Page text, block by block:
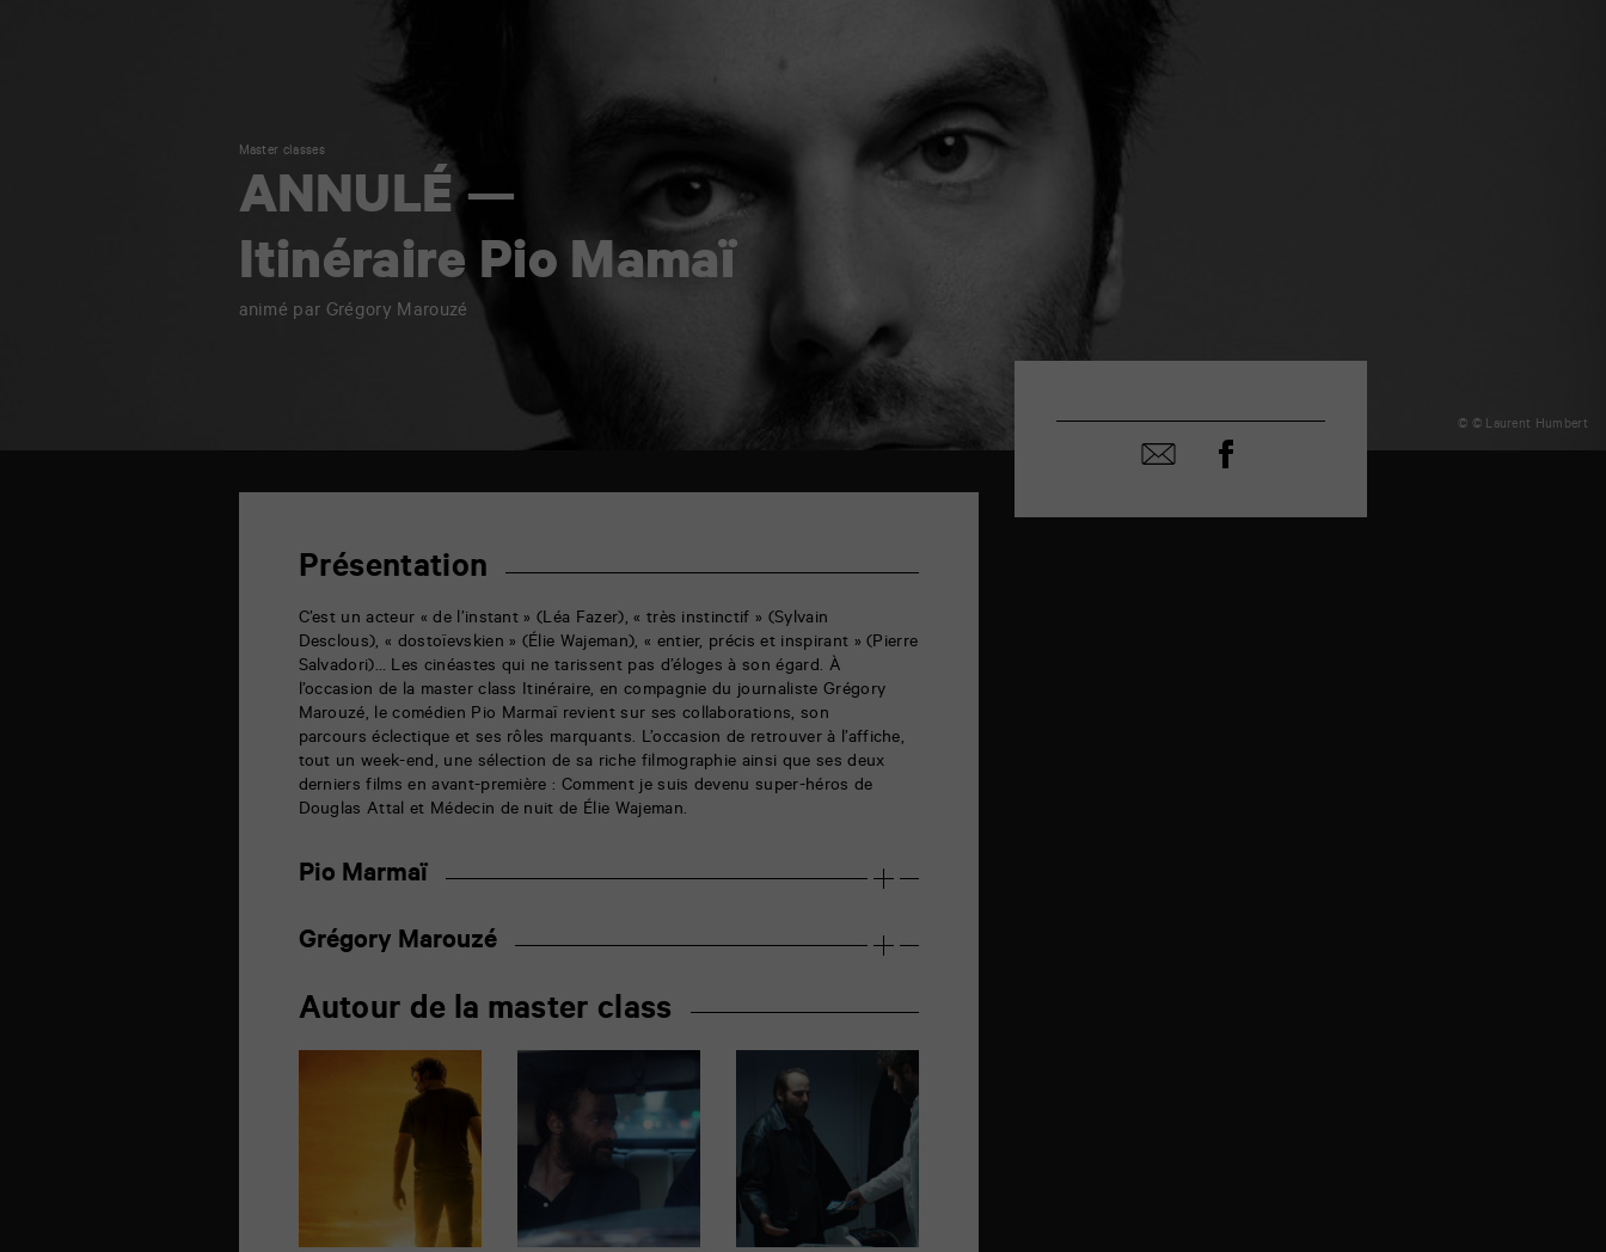
Master classes
ANNULÉ —
Itinéraire Pio Mamaï
animé par Grégory Marouzé
© © Laurent Humbert
Présentation
C’est un acteur « de l’instant » (Léa Fazer), « très instinctif » (Sylvain
Desclous), « dostoïevskien » (Élie Wajeman), « entier, précis et inspirant » (Pierre
Salvadori)… Les cinéastes qui ne tarissent pas d’éloges à son égard. À
l’occasion de la master class Itinéraire, en compagnie du journaliste Grégory
Marouzé, le comédien Pio Marmaï revient sur ses collaborations, son
parcours éclectique et ses rôles marquants. L’occasion de retrouver à l’affiche,
tout un week-end, une sélection de sa riche filmographie ainsi que ses deux
derniers films en avant-première : Comment je suis devenu super-héros de
Douglas Attal et Médecin de nuit de Élie Wajeman.
Pio Marmaï
Grégory Marouzé
Autour de la master class
Partager
par
Partager
sur